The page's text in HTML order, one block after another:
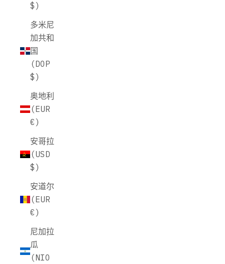
$)
多米尼
加共和
国
(DOP
$)
奥地利
(EUR
€)
安哥拉
(USD
$)
安道尔
(EUR
€)
尼加拉
瓜
(NIO